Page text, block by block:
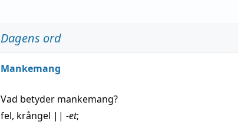
Dagens ord
Mankemang
Vad betyder mankemang?
fel, krångel || -et;